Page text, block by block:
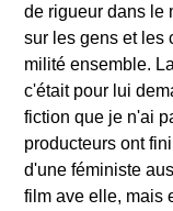
de rigueur dans le
sur les gens et les
milité ensemble.
c'était pour lui
fiction que je n'ai
producteurs ont
d'une féministe
film ave elle, mais